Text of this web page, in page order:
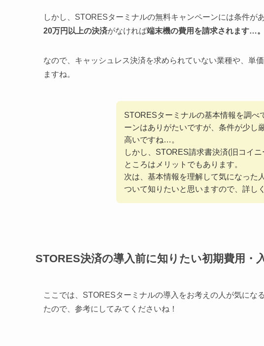
しかし、STORESターミナルの無料キャンペーンには条件が
20万円以上の決済がなければ端末機の費用を請求されます…。
なので、キャッシュレス決済を求められていない業種や、単
ますね。
STORESターミナルの基本情報を調べ
ーンはありがたいですが、条件が少し
高いですね…。
しかし、STORES請求書決済(旧コイ
ところはメリットでもあります。
次は、基本情報を理解して気になった
ついて知りたいと思いますので、詳し
STORES決済の導入前に知りたい初期費用・
ここでは、STORESターミナルの導入をお考えの人が気にな
たので、参考にしてみてくださいね！